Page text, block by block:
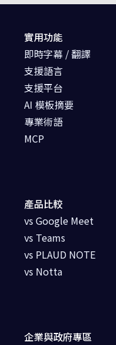
實用功能
即時字幕 / 翻譯
支援語言
支援平台
AI 模板摘要
專業術語
MCP
企業與政府專區
產品比較
vs Google Meet
vs Teams
vs PLAUD NOTE
vs Notta